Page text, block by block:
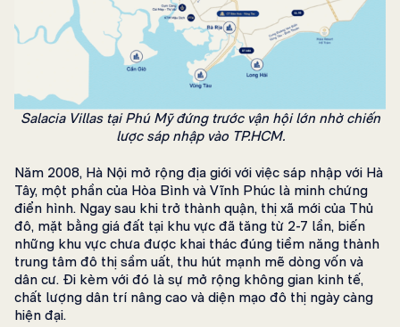
Salacia Villas tại Phú Mỹ đứng trước vận hội lớn nhờ chiến
lược sáp nhập vào TP.HCM.
Năm 2008, Hà Nội mở rộng địa giới với việc sáp nhập với Hà
Tây, một phần của Hòa Bình và Vĩnh Phúc là minh chứng
điển hình. Ngay sau khi trở thành quận, thị xã mới của Thủ
đô, mặt bằng giá đất tại khu vực đã tăng từ 2-7 lần, biến
những khu vực chưa được khai thác đúng tiềm năng thành
trung tâm đô thị sầm uất, thu hút mạnh mẽ dòng vốn và
dân cư. Đi kèm với đó là sự mở rộng không gian kinh tế,
chất lượng dân trí nâng cao và diện mạo đô thị ngày càng
hiện đại.